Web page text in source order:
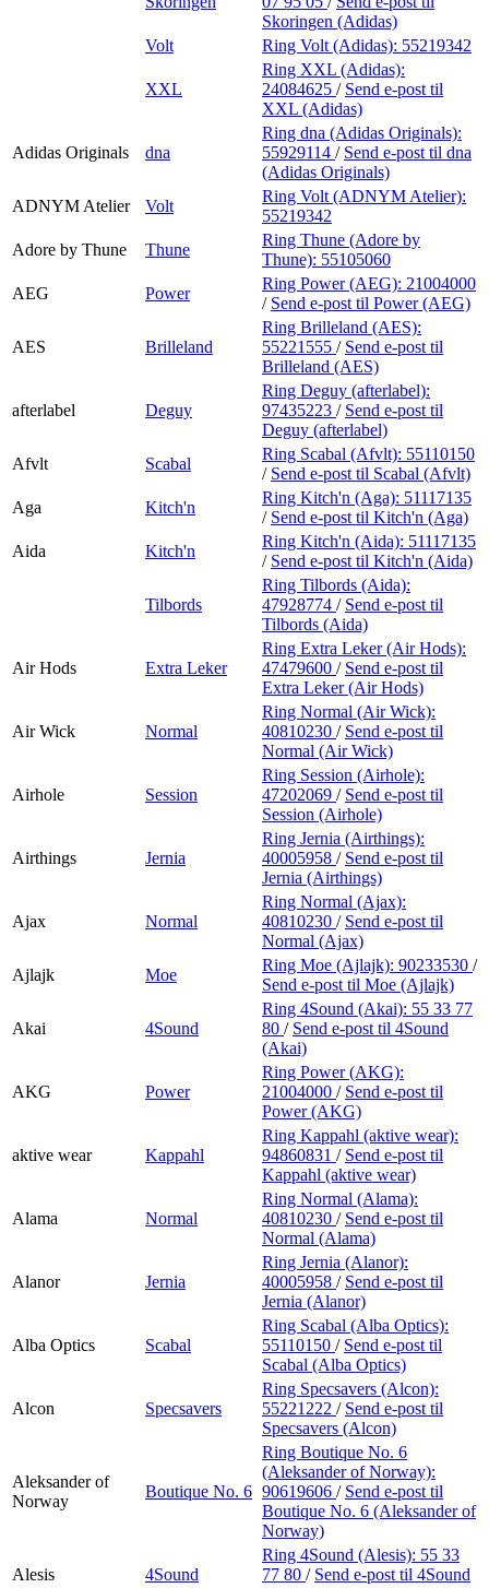
Skoringen (Adidas)
Volt
Ring Volt (Adidas): 55219342
XXL
Ring XXL (Adidas):
24084625 / Send e-post til
XXL (Adidas)
Adidas Originals dna
Ring dna (Adidas Originals):
55929114 / Send e-post til dna
(Adidas Originals)
ADNYM Atelier
Volt
Ring Volt (ADNYM Atelier):
55219342
Adore by Thune
Thune
Ring Thune (Adore by
Thune): 55105060
AEG
Power
Ring Power (AEG): 21004000
/ Send e-post til Power (AEG)
AES Brilleland
Ring Brilleland (AES):
55221555 / Send e-post til
Brilleland (AES)
afterlabel Deguy
Ring Deguy (afterlabel):
97435223 / Send e-post til
Deguy (afterlabel)
Afvlt
Scabal
Ring Scabal (Afvlt): 55110150
/ Send e-post til Scabal (Afvlt)
Aga
Kitch'n
Ring Kitch'n (Aga): 51117135
/ Send e-post til Kitch'n (Aga)
Aida
Kitch'n
Ring Kitch'n (Aida): 51117135
/ Send e-post til Kitch'n (Aida)
Tilbords
Ring Tilbords (Aida):
47928774 / Send e-post til
Tilbords (Aida)
Air Hods Extra Leker
Ring Extra Leker (Air Hods):
47479600 / Send e-post til
Extra Leker (Air Hods)
Air Wick Normal
Ring Normal (Air Wick):
40810230 / Send e-post til
Normal (Air Wick)
Airhole Session
Ring Session (Airhole):
47202069 / Send e-post til
Session (Airhole)
Airthings Jernia
Ring Jernia (Airthings):
40005958 / Send e-post til
Jernia (Airthings)
Ajax Normal
Ring Normal (Ajax):
40810230 / Send e-post til
Normal (Ajax)
Ajlajk
Moe
Ring Moe (Ajlajk): 90233530 /
Send e-post til Moe (Ajlajk)
Akai 4Sound
Ring 4Sound (Akai): 55 33 77
80 / Send e-post til 4Sound
(Akai)
AKG Power
Ring Power (AKG):
21004000 / Send e-post til
Power (AKG)
aktive wear Kappahl
Ring Kappahl (aktive wear):
94860831 / Send e-post til
Kappahl (aktive wear)
Alama Normal
Ring Normal (Alama):
40810230 / Send e-post til
Normal (Alama)
Alanor Jernia
Ring Jernia (Alanor):
40005958 / Send e-post til
Jernia (Alanor)
Alba Optics Scabal
Ring Scabal (Alba Optics):
55110150 / Send e-post til
Scabal (Alba Optics)
Alcon Specsavers
Ring Specsavers (Alcon):
55221222 / Send e-post til
Specsavers (Alcon)
Aleksander of
Norway
Boutique No. 6
Ring Boutique No. 6
(Aleksander of Norway):
90619606 / Send e-post til
Boutique No. 6 (Aleksander of
Norway)
Alesis 4Sound
Ring 4Sound (Alesis): 55 33
77 80 / Send e-post til 4Sound